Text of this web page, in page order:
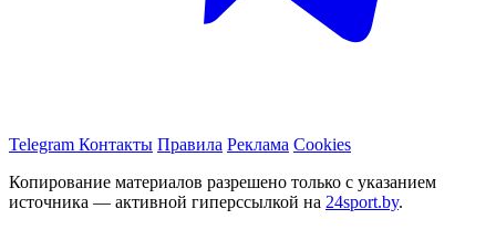
Telegram Контакты Правила Реклама Cookies
Копирование материалов разрешено только с указанием
источника — активной гиперссылкой на 24sport.by.